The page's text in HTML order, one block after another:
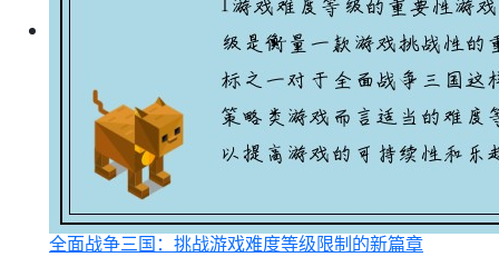
全面战争三国：挑战游戏难度等级限制的新篇章